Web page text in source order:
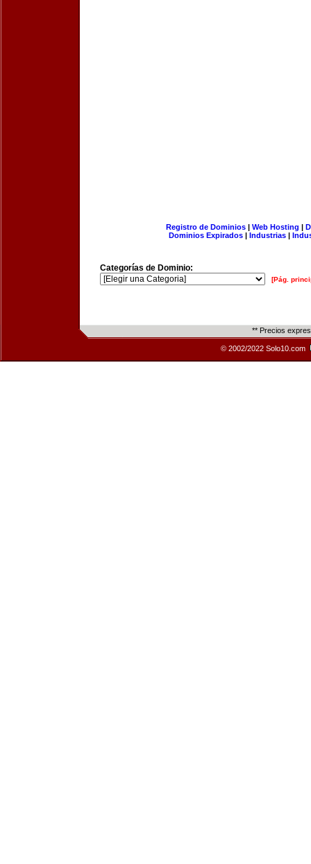
Registro de Dominios| Web Hosting |
Dominios Expirados | Industrias |
Categorías de Dominio:
[Pág.
** Precios
© 2002/2022 Solo10.com